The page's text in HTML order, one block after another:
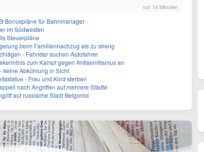
vor 14 Minuten
Bonuspläne für Bahnmanager
im Südwesten
Steuerpläne
beim Familiennachzug als zu streng
- Fahnder suchen Autofahrer
zum Kampf gegen Antisemitismus an
keine Abkühlung in Sicht
- Frau und Kind sterben
nach Angriffen auf mehrere Städte
auf russische Stadt Belgorod